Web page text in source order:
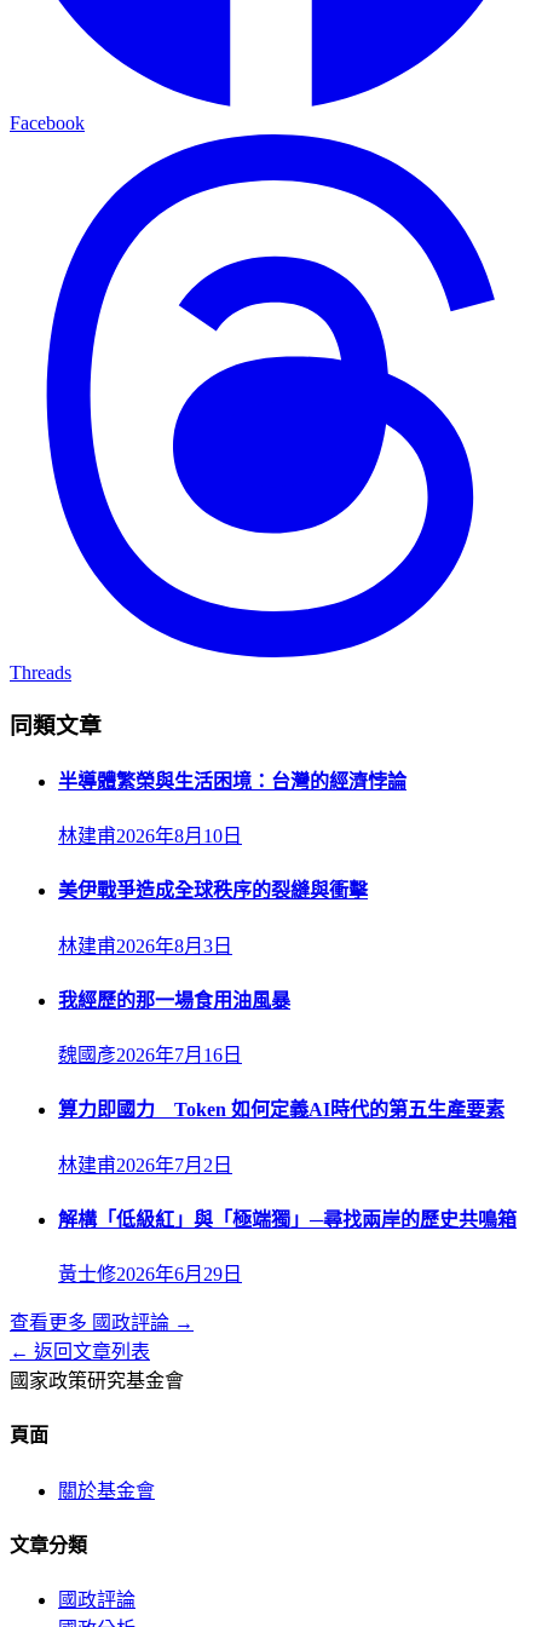
Facebook
Threads
同類文章
半導體繁榮與生活困境：台灣的經濟悖論
林建甫2026年8月10日
美伊戰爭造成全球秩序的裂縫與衝擊
林建甫2026年8月3日
我經歷的那一場食用油風暴
魏國彥2026年7月16日
算力即國力 Token 如何定義AI時代的第五生產要素
林建甫2026年7月2日
解構「低級紅」與「極端獨」─尋找兩岸的歷史共鳴箱
黃士修2026年6月29日
查看更多 國政評論 →
← 返回文章列表
國家政策研究基金會
頁面
關於基金會
文章分類
國政評論